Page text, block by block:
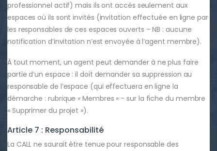
professionnel actif) mais ils ont accès seulement aux
espaces où ils sont invités (invitation effectuée en ligne par
les responsables de ces espaces ouverts – NB : aucune
notification d’invitation n’est envoyée à l’agent membre).
À tout moment, un agent peut demander à ne plus faire
partie d’un espace : il doit demander sa suppression au
responsable de l’espace (qui effectuera en ligne la
démarche : rubrique « Membres » - sur la fiche du membre
« Supprimer du projet »).
Article 7 : Responsabilité
La CALL ne saurait être tenue pour responsable des